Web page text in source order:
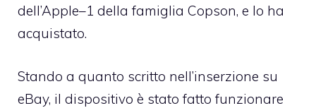
dell’Apple–1 della famiglia Copson, e lo ha
acquistato.
Stando a quanto scritto nell’inserzione su
eBay, il dispositivo è stato fatto funzionare